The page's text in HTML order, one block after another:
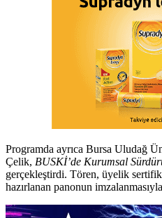
Programda ayrıca Bursa Uludağ
Çelik, BUSKİ’de Kurumsal
gerçekleştirdi. Tören, üyelik
hazırlanan panonun